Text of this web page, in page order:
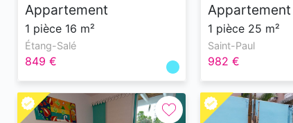
Appartement
1 pièce 16 m²
Étang-Salé
849 €
Appartement
1 pièce 25 m²
Saint-Paul
982 €